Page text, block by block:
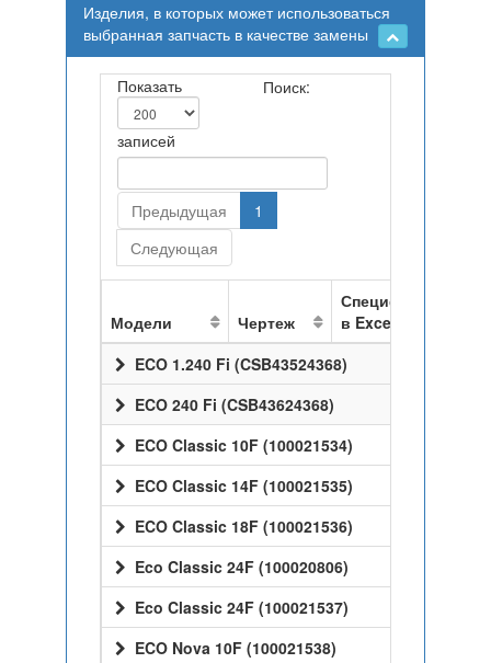
Изделия, в которых может использоваться
выбранная запчасть в качестве замены
Показать
записей
Поиск:
Предыдущая
1
Следующая
Модели Чертеж
Спецификация
в Excel
ECO 1.240 Fi (CSB43524368)
ECO 240 Fi (CSB43624368)
ECO Classic 10F (100021534)
ECO Classic 14F (100021535)
ECO Classic 18F (100021536)
Eco Classic 24F (100020806)
Eco Classic 24F (100021537)
ECO Nova 10F (100021538)